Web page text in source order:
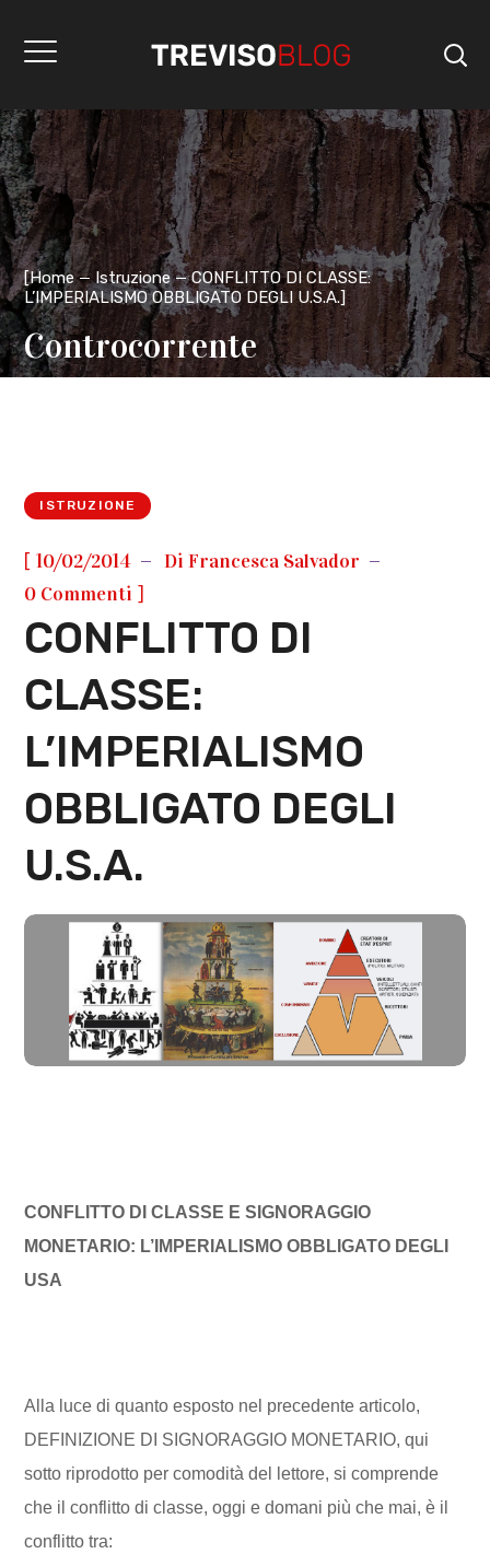
[Home Istruzione
CONFLITTO DI CLASSE:
L’IMPERIALISMO OBBLIGATO DEGLI U.S.A.]
Controcorrente
ISTRUZIONE
[10/02/2014 DiFrancesca Salvador
0 Commenti ]
CONFLITTO DI
CLASSE:
L’IMPERIALISMO
OBBLIGATO DEGLI
U.S.A.
CONFLITTO DI CLASSE E SIGNORAGGIO
MONETARIO: L’IMPERIALISMO OBBLIGATO DEGLI
USA
Alla luce di quanto esposto nel precedente articolo,
DEFINIZIONE DI SIGNORAGGIO MONETARIO, qui
sotto riprodotto per comodità del lettore, si comprende
che il conflitto di classe, oggi e domani più che mai, è il
conflitto tra: